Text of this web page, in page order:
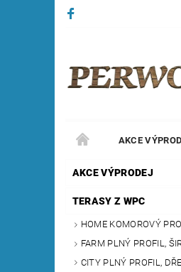
AKCE
AKCE VÝPRODEJ
TERASY Z WPC
HOME KOMOROVÝ
FARM PLNÝ PROFIL,
CITY PLNÝ PROFIL,